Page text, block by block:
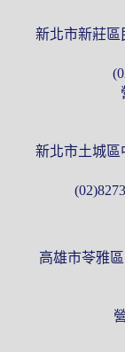
新北市新莊區
新北市土城區
高雄市苓雅